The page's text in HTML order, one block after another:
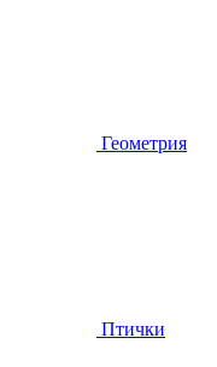
Геометрия
Птички